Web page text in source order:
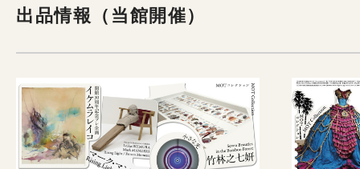
出品情報（当館開催）